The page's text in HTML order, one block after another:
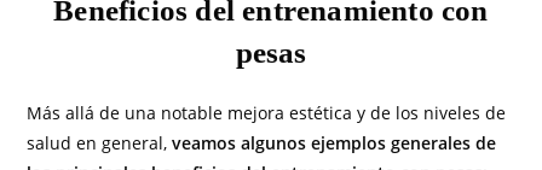
Beneficios del entrenamiento con
pesas
Más allá de una notable mejora estética y de los niveles de
salud en general,veamos algunos ejemplos generales de